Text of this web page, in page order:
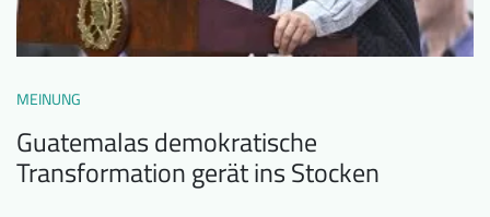
MEINUNG
Guatemalas demokratische
Transformation gerät ins Stocken